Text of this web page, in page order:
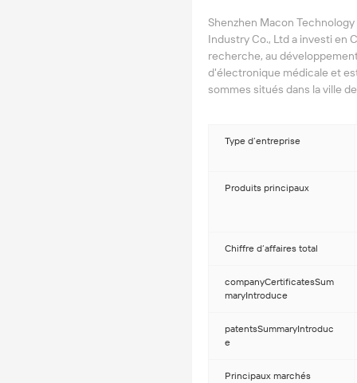
Shenzhen Macon
Industry Co., Ltd a investi en
recherche, au
d'électronique médicale et
sommes situés dans la ville
de compagnie, compte tenu
un contrôle de qualité (QC)
de qualité strict et à un
pleine satisfaction du client.
introduisons de nouveaux
clients. Nous poursuivons le
Type d’entreprise
Produits principaux
Chiffre d’affaires total
companyCertificatesSum
maryIntroduce
patentsSummaryIntroduc
e
Principaux marchés